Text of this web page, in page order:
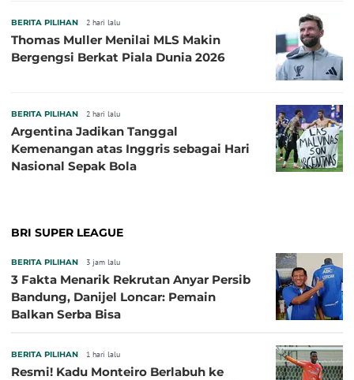
BERITA PILIHAN 2 hari lalu
Thomas Muller Menilai MLS Makin
Bergengsi Berkat Piala Dunia 2026
BERITA PILIHAN 2 hari lalu
Argentina Jadikan Tanggal
Kemenangan atas Inggris sebagai Hari
Nasional Sepak Bola
BRI SUPER LEAGUE
BERITA PILIHAN 3 jam lalu
3 Fakta Menarik Rekrutan Anyar Persib
Bandung, Danijel Loncar: Pemain
Balkan Serba Bisa
BERITA PILIHAN 1 hari lalu
Resmi! Kadu Monteiro Berlabuh ke